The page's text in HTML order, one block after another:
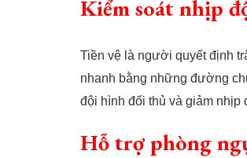
Kiểm soát nhịp
Tiền vệ là người quyết định
nhanh bằng những đường
đội hình đối thủ và giảm nhịp
Hỗ trợ phòng